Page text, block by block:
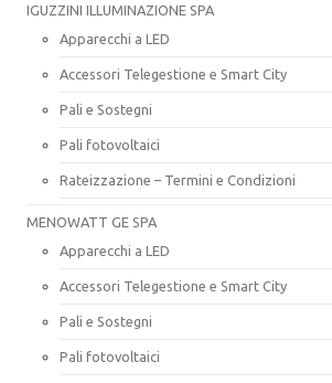
IGUZZINI ILLUMINAZIONE SPA
Apparecchi a LED
Accessori Telegestione e Smart City
Pali e Sostegni
Pali fotovoltaici
Rateizzazione – Termini e Condizioni
MENOWATT GE SPA
Apparecchi a LED
Accessori Telegestione e Smart City
Pali e Sostegni
Pali fotovoltaici